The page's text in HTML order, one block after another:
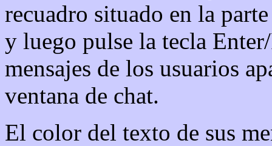
recuadro situado en la
y luego pulse la tecla
mensajes de los usuarios
ventana de chat.
El color del texto de sus